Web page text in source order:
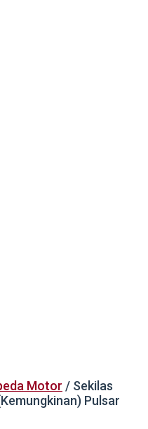
Motor / Sekilas
Pulsar